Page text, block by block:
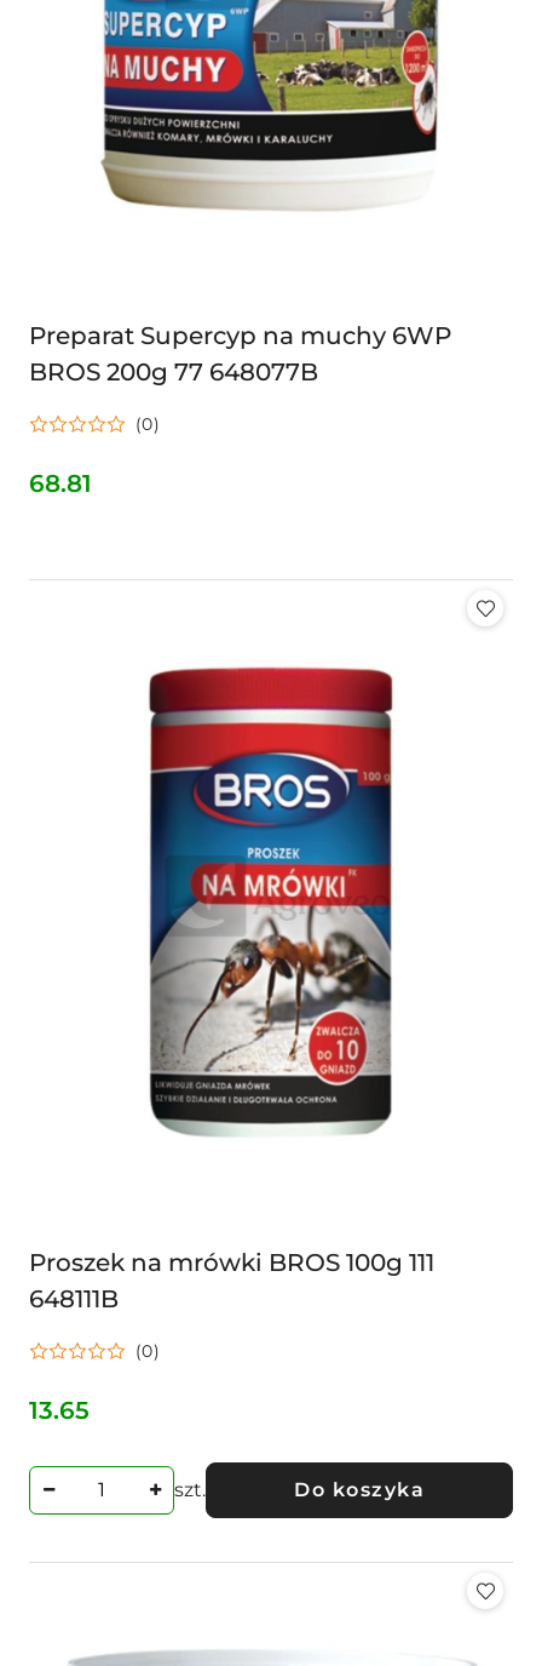
Preparat Supercyp na muchy 6WP
BROS 200g 77 648077B
(0)
Cena:
68.81
Proszek na mrówki BROS 100g 111
648111B
(0)
Cena:
13.65
szt. Do koszyka